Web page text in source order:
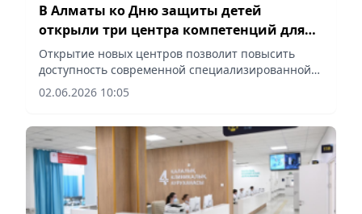
В Алматы ко Дню защиты детей
открыли три центра компетенций для
оказания медицинской помощи детям
Открытие новых центров позволит повысить
доступность современной специализированной
медицинской помощи для маленьких пациентов,
сообщает vecher.kz.
02.06.2026 10:05